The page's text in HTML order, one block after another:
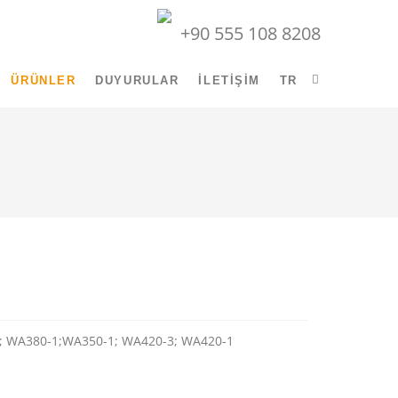
+90 555 108 8208
ÜRÜNLER DUYURULAR İLETIŞIM TR
1;WA350-1; WA420-3; WA420-1